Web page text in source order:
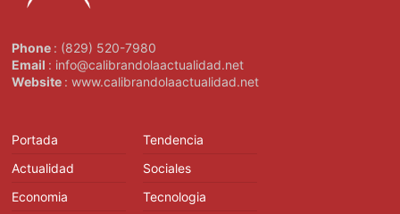
Phone : (829) 520-7980
Email : info@calibrandolaactualidad.net
Website : www.calibrandolaactualidad.net
Portada
Actualidad
Economia
Tendencia
Sociales
Tecnologia